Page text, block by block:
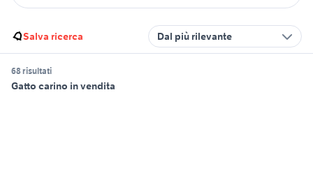
Salva ricerca Dal più rilevante
68 risultati
Gatto carino in vendita